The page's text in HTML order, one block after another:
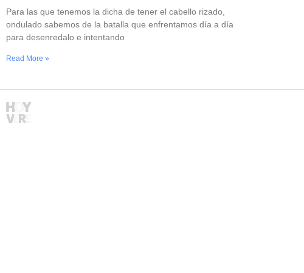
Para las que tenemos la dicha de tener el cabello rizado,
ondulado sabemos de la batalla que enfrentamos día a día
para desenredalo e intentando
Read More »